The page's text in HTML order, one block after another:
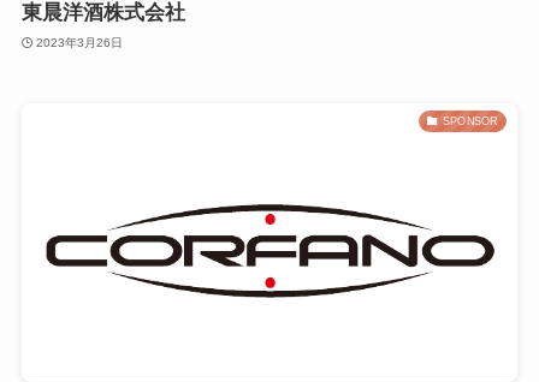
東晨洋酒株式会社
2023年3月26日
SPONSOR